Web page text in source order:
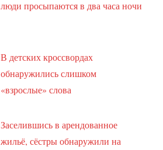
люди просыпаются в два часа ночи
В детских кроссвордах
обнаружились слишком
«взрослые» слова
Заселившись в арендованное
жильё, сёстры обнаружили на